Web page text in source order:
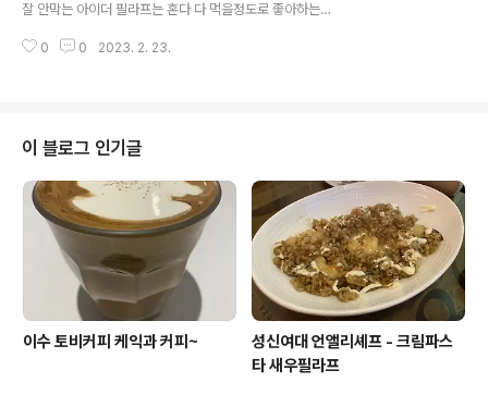
잘 안막는 아이더 필라프는 혼다 다 먹을정도로 좋아하는
ㅠㅡㅠ 하지만 베이컨까르보나라는 좋아함!! 새우샐러드~
0 0 2023. 2. 23.
이 블로그 인기글
이수 토비커피 케익과 커피~
성신여대 언앨리셰프 - 크림파스
타 새우필라프